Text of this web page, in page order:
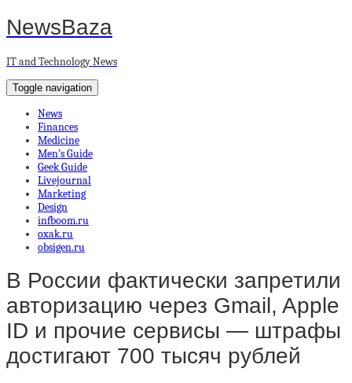
NewsBaza
IT and Technology News
Toggle navigation
News
Finances
Medicine
Men’s Guide
Geek Guide
Livejournal
Marketing
Design
infboom.ru
oxak.ru
obsigen.ru
В России фактически запретили
авторизацию через Gmail, Apple
ID и прочие сервисы — штрафы
достигают 700 тысяч рублей